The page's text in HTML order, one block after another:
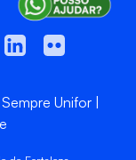
Sempre Unifor